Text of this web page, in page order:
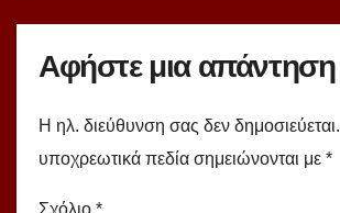
Αφήστε μια απάντηση
Η ηλ. διεύθυνση σας δεν δημοσιεύεται.
υποχρεωτικά πεδία σημειώνονται με *
Σχόλιο *